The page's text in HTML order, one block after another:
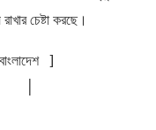
চেষ্টা করছে।